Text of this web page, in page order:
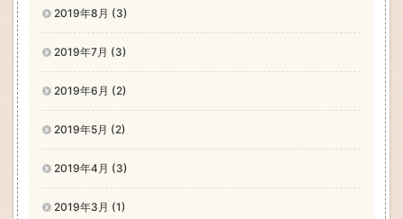
2019年8月 (3)
2019年7月 (3)
2019年6月 (2)
2019年5月 (2)
2019年4月 (3)
2019年3月 (1)